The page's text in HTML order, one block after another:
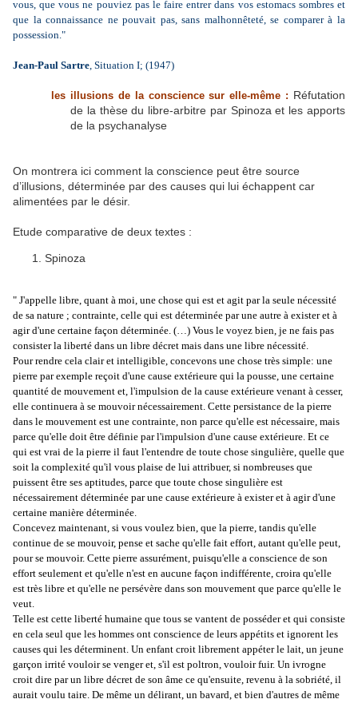
vous, que vous ne pouviez pas le faire entrer dans vos estomacs sombres et
que la connaissance ne pouvait pas, sans malhonnêteté, se comparer à la
possession."
Jean-Paul Sartre, Situation I; (1947)
les illusions de la conscience sur elle-même : Réfutation
de la thèse du libre-arbitre par Spinoza et les apports
de la psychanalyse
On montrera ici comment la conscience peut être source
d’illusions, déterminée par des causes qui lui échappent car
alimentées par le désir.
Etude comparative de deux textes :
Spinoza
" J'appelle libre, quant à moi, une chose qui est et agit par la seule nécessité
de sa nature ; contrainte, celle qui est déterminée par une autre à exister et à
agir d'une certaine façon déterminée. (…) Vous le voyez bien, je ne fais pas
consister la liberté dans un libre décret mais dans une libre nécessité.
Pour rendre cela clair et intelligible, concevons une chose très simple: une
pierre par exemple reçoit d'une cause extérieure qui la pousse, une certaine
quantité de mouvement et, l'impulsion de la cause extérieure venant à cesser,
elle continuera à se mouvoir nécessairement. Cette persistance de la pierre
dans le mouvement est une contrainte, non parce qu'elle est nécessaire, mais
parce qu'elle doit être définie par l'impulsion d'une cause extérieure. Et ce
qui est vrai de la pierre il faut l'entendre de toute chose singulière, quelle que
soit la complexité qu'il vous plaise de lui attribuer, si nombreuses que
puissent être ses aptitudes, parce que toute chose singulière est
nécessairement déterminée par une cause extérieure à exister et à agir d'une
certaine manière déterminée.
Concevez maintenant, si vous voulez bien, que la pierre, tandis qu'elle
continue de se mouvoir, pense et sache qu'elle fait effort, autant qu'elle peut,
pour se mouvoir. Cette pierre assurément, puisqu'elle a conscience de son
effort seulement et qu'elle n'est en aucune façon indifférente, croira qu'elle
est très libre et qu'elle ne persévère dans son mouvement que parce qu'elle le
veut.
Telle est cette liberté humaine que tous se vantent de posséder et qui consiste
en cela seul que les hommes ont conscience de leurs appétits et ignorent les
causes qui les déterminent. Un enfant croit librement appéter le lait, un jeune
garçon irrité vouloir se venger et, s'il est poltron, vouloir fuir. Un ivrogne
croit dire par un libre décret de son âme ce qu'ensuite, revenu à la sobriété, il
aurait voulu taire. De même un délirant, un bavard, et bien d'autres de même